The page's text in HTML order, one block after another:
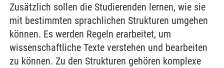
Zusätzlich sollen die Studierenden lernen, wie sie
mit bestimmten sprachlichen Strukturen umgehen
können. Es werden Regeln erarbeitet, um
wissenschaftliche Texte verstehen und bearbeiten
zu können. Zu den Strukturen gehören komplexe